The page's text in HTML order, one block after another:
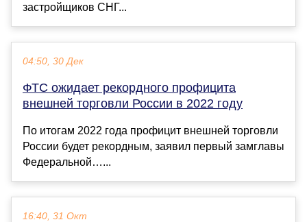
застройщиков СНГ...
04:50, 30 Дек
ФТС ожидает рекордного профицита
внешней торговли России в 2022 году
По итогам 2022 года профицит внешней торговли
России будет рекордным, заявил первый замглавы
Федеральной…...
16:40, 31 Окт